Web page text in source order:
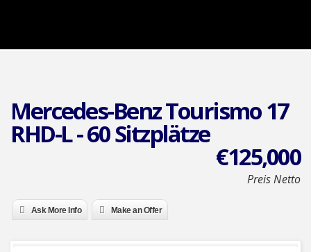
Mercedes-Benz Tourismo 17
RHD-L - 60 Sitzplätze
€125,000
Preis Netto
Ask More Info Make an Offer